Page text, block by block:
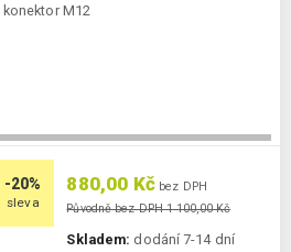
M12
-20%
sleva
880,00 Kč bez DPH
Původně bez DPH 1 100,00 Kč
Skladem: dodání 7-14 dní